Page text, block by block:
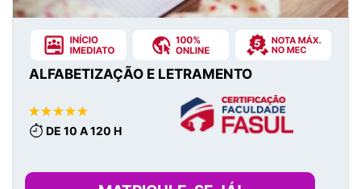
ALFABETIZAÇÃO E LETRAMENTO
DE 10 A 120 H